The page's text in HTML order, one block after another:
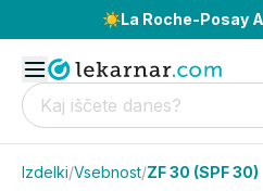
☀️La Roche-Posay
Izdelki/Vsebnost/ZF 30 (SPF 30)